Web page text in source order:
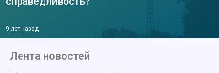
9 лет назад
Лента новостей